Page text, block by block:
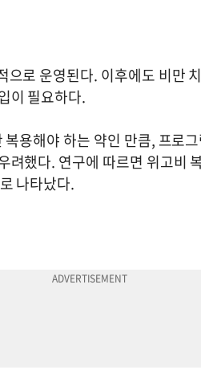
로 운영된다. 이후에도 비만
이 필요하다.
용해야 하는 약인 만큼, 프로
려했다. 연구에 따르면 위고비
나타났다.